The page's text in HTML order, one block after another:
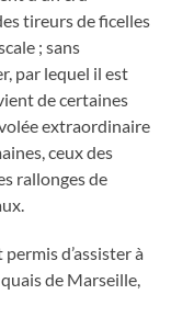
tireurs de ficelles
; sans
par lequel il est
de certaines
extraordinaire
ceux des
rallonges de
d’assister à
de Marseille,